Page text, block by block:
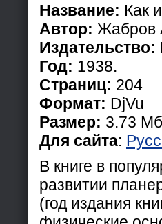
Название: Как
Автор: Жабров
Издательство:
Год: 1938.
Страниц: 204
Формат: DjVu
Размер: 3.73 Мб
Для сайта:
В книге в
развитии
(год издания